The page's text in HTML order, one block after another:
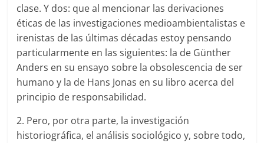
clase. Y dos: que al mencionar las derivaciones
éticas de las investigaciones medioambientalistas e
irenistas de las últimas décadas estoy pensando
particularmente en las siguientes: la de Günther
Anders en su ensayo sobre la obsolescencia de ser
humano y la de Hans Jonas en su libro acerca del
principio de responsabilidad.
2. Pero, por otra parte, la investigación
historiográfica, el análisis sociológico y, sobre todo,